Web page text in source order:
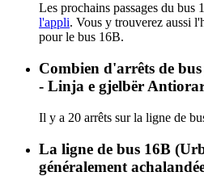
Les prochains passages du
l'appli. Vous y trouverez aussi
pour le bus 16B.
Combien d'arrêts de
- Linja e gjelbër
Il y a 20 arrêts sur la ligne de
La ligne de bus 16B
généralement